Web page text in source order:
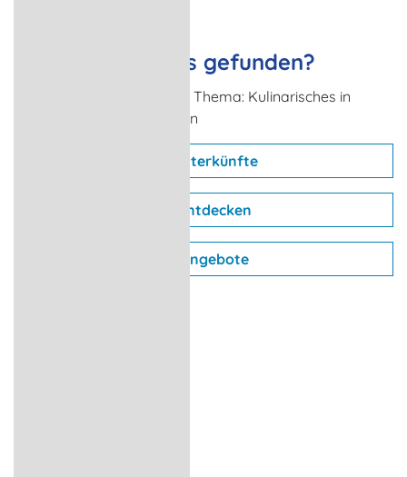
Nichts passendes gefunden?
Weitere Urlaubsideen zum Thema: Kulinarisches in
Mecklenburg-Vorpommern
Unterkünfte
Entdecken
Angebote